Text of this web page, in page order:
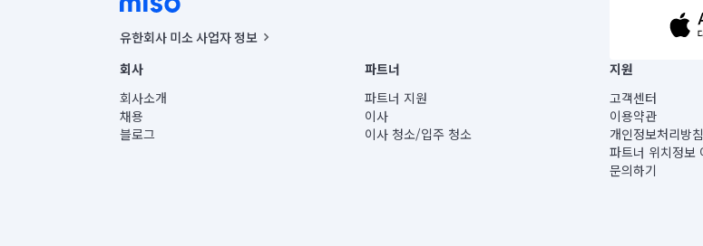
유한회사 미소 사업자 정보
사업자등록번호 : 291-87-00271 | 인허가번호 : 2016-3220163-14-5-00019 |
통신판매신고번호 : 2024-서울종로-1400(공정거래위원회 정보) |
대표이사 : CHING VICTOR COLUMBIA RHEE
주소 | 본사: 서울특별시 종로구 율곡로 6(중학동, 트윈트리빌딩) B동 5층
컨택센터 : 서울특별시 종로구 수송동 율곡로 24, 7층, 8층 미소
회사
회사소개
채용
블로그
파트너
파트너 지원
이사
이사 청소/입주 청소
지원
고객센터
이용약관
개인정보처리방침
파트너 위치정보
문의하기